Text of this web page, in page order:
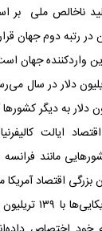
ناخالص ملی بر
واردکننده
آن به بیش از ۴ تریلیون دلار
۳.۲ تریلیون دلار به
ایالت
مانند
بزرگی اقتصاد آمریکا
طبق آخرین برآوردها،